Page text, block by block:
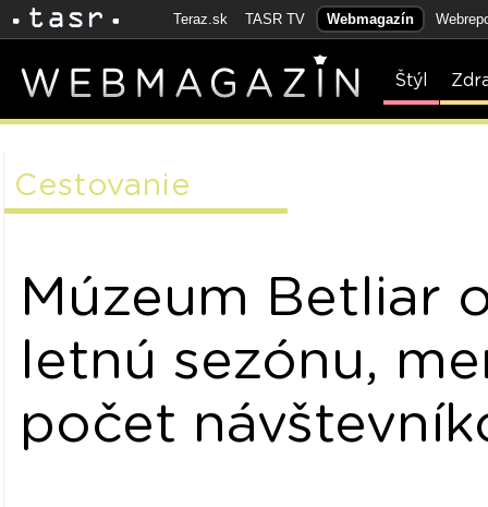
Teraz.sk TASR TV Webmagazín
Štýl
Cestovanie
Múzeum Betliar
letnú sezónu,
počet